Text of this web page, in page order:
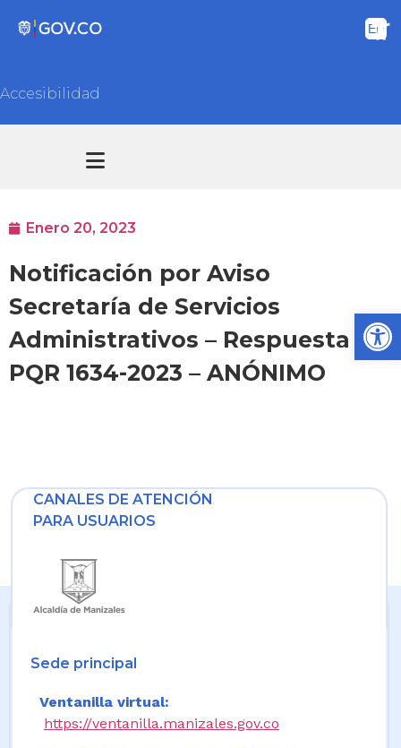
Accesibilidad
Enero 20, 2023
Notificación por Aviso
Secretaría de Servicios
Administrativos – Respuesta
PQR 1634-2023 – ANÓNIMO
CANALES DE ATENCIÓN
PARA USUARIOS
Sede principal
Ventanilla virtual:
https://ventanilla.manizales.gov.co